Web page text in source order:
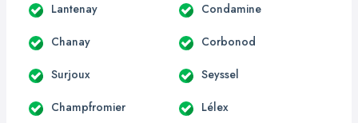
Lantenay Condamine
Chanay Corbonod
Surjoux Seyssel
Champfromier Lélex